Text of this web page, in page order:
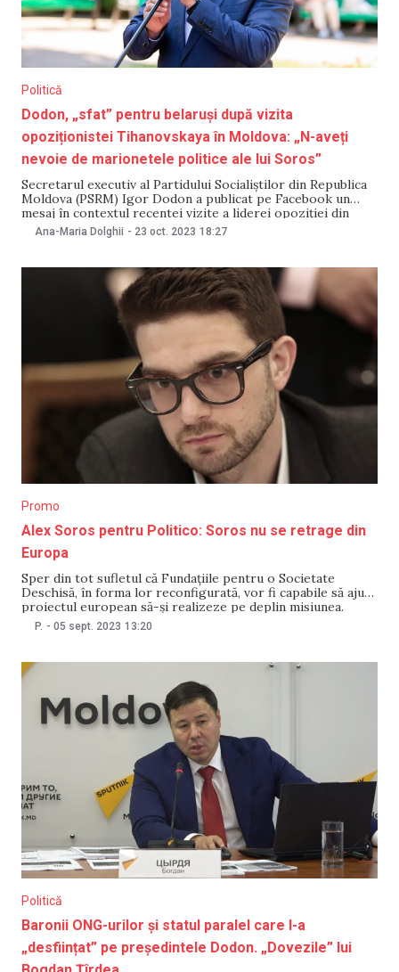
Politică
Dodon, „sfat” pentru belaruși după vizita
opoziționistei Tihanovskaya în Moldova: „N-aveți
nevoie de marionetele politice ale lui Soros”
Secretarul executiv al Partidului Socialiștilor din Republica
Moldova (PSRM) Igor Dodon a publicat pe Facebook un
mesaj în contextul recentei vizite a liderei opoziției din
Belarus Svetlana Tihanovskaya. Acesta a menționat că
Tihanovskaya, la fel ca președinta Maia Sandu, ar fi un
Ana-Maria Dolghii - 23 oct. 2023 18:27
Promo
Alex Soros pentru Politico: Soros nu se retrage din
Europa
Sper din tot sufletul că Fundațiile pentru o Societate
Deschisă, în forma lor reconfigurată, vor fi capabile să ajute
proiectul european să-și realizeze pe deplin misiunea.
Articolele de presă potrivit cărora Fundațiile pentru o
Societate Deschisă (OSF) și Soros «părăsesc Europa» sunt
P. - 05 sept. 2023 13:20
Politică
Baronii ONG-urilor și statul paralel care l-a
„desființat” pe președintele Dodon. „Dovezile” lui